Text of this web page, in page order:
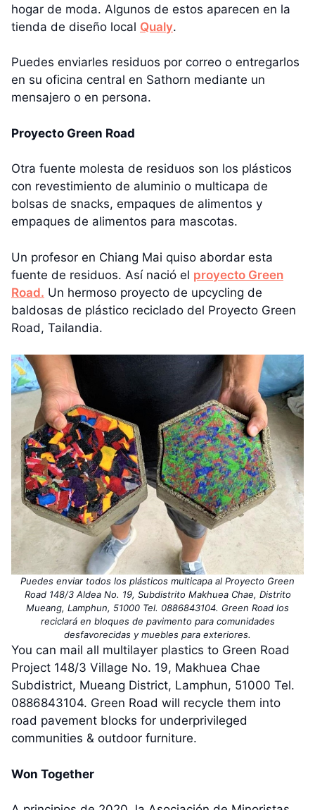
hogar de moda. Algunos de estos aparecen en la
tienda de diseño local Qualy.
Puedes enviarles residuos por correo o entregarlos
en su oficina central en Sathorn mediante un
mensajero o en persona.
Proyecto Green Road
Otra fuente molesta de residuos son los plásticos
con revestimiento de aluminio o multicapa de
bolsas de snacks, empaques de alimentos y
empaques de alimentos para mascotas.
Un profesor en Chiang Mai quiso abordar esta
fuente de residuos. Así nació el proyecto Green
Road. Un hermoso proyecto de upcycling de
baldosas de plástico reciclado del Proyecto Green
Road, Tailandia.
Puedes enviar todos los plásticos multicapa al Proyecto Green
Road 148/3 Aldea No. 19, Subdistrito Makhuea Chae, Distrito
Mueang, Lamphun, 51000 Tel. 0886843104. Green Road los
reciclará en bloques de pavimento para comunidades
desfavorecidas y muebles para exteriores.
You can mail all multilayer plastics to Green Road
Project 148/3 Village No. 19, Makhuea Chae
Subdistrict, Mueang District, Lamphun, 51000 Tel.
0886843104. Green Road will recycle them into
road pavement blocks for underprivileged
communities & outdoor furniture.
Won Together